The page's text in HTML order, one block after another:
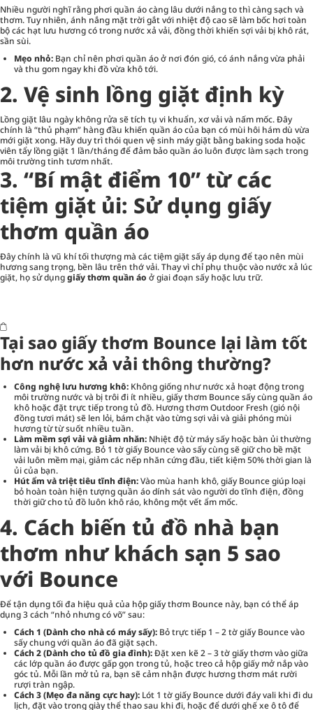
Nhiều người nghĩ rằng phơi quần áo càng lâu dưới nắng to thì càng sạch và
thơm. Tuy nhiên, ánh nắng mặt trời gắt với nhiệt độ cao sẽ làm bốc hơi toàn
bộ các hạt lưu hương có trong nước xả vải, đồng thời khiến sợi vải bị khô rát,
sần sùi.
Mẹo nhỏ: Bạn chỉ nên phơi quần áo ở nơi đón gió, có ánh nắng vừa phải
và thu gom ngay khi đồ vừa khô tới.
2. Vệ sinh lồng giặt định kỳ
Lồng giặt lâu ngày không rửa sẽ tích tụ vi khuẩn, xơ vải và nấm mốc. Đây
chính là “thủ phạm” hàng đầu khiến quần áo của bạn có mùi hôi hám dù vừa
mới giặt xong. Hãy duy trì thói quen vệ sinh máy giặt bằng baking soda hoặc
viên tẩy lồng giặt 1 lần/tháng để đảm bảo quần áo luôn được làm sạch trong
môi trường tinh tươm nhất.
3. “Bí mật điểm 10” từ các
tiệm giặt ủi: Sử dụng giấy
thơm quần áo
Đây chính là vũ khí tối thượng mà các tiệm giặt sấy áp dụng để tạo nên mùi
hương sang trọng, bền lâu trên thớ vải. Thay vì chỉ phụ thuộc vào nước xả lúc
giặt, họ sử dụnggiấy thơm quần áo ở giai đoạn sấy hoặc lưu trữ.
Tại sao giấy thơm Bounce lại làm tốt
hơn nước xả vải thông thường?
Công nghệ lưu hương khô: Không giống như nước xả hoạt động trong
môi trường nước và bị trôi đi ít nhiều, giấy thơm Bounce sấy cùng quần áo
khô hoặc đặt trực tiếp trong tủ đồ. Hương thơm Outdoor Fresh (gió nội
đồng tươi mát) sẽ len lỏi, bám chặt vào từng sợi vải và giải phóng mùi
hương từ từ suốt nhiều tuần.
Làm mềm sợi vải và giảm nhăn: Nhiệt độ từ máy sấy hoặc bàn ủi thường
làm vải bị khô cứng. Bỏ 1 tờ giấy Bounce vào sấy cùng sẽ giữ cho bề mặt
vải luôn mềm mại, giảm các nếp nhăn cứng đầu, tiết kiệm 50% thời gian là
ủi của bạn.
Hút ẩm và triệt tiêu tĩnh điện:Vào mùa hanh khô, giấy Bounce giúp loại
bỏ hoàn toàn hiện tượng quần áo dính sát vào người do tĩnh điện, đồng
thời giữ cho tủ đồ luôn khô ráo, không một vết ẩm mốc.
4. Cách biến tủ đồ nhà bạn
thơm như khách sạn 5 sao
với Bounce
Để tận dụng tối đa hiệu quả của hộp giấy thơm Bounce này, bạn có thể áp
dụng 3 cách “nhỏ nhưng có võ” sau:
Cách 1 (Dành cho nhà có máy sấy): Bỏ trực tiếp 1 – 2 tờ giấy Bounce vào
sấy chung với quần áo đã giặt sạch.
Cách 2 (Dành cho tủ đồ gia đình):Đặt xen kẽ 2 – 3 tờ giấy thơm vào giữa
các lớp quần áo được gấp gọn trong tủ, hoặc treo cả hộp giấy mở nắp vào
góc tủ. Mỗi lần mở tủ ra, bạn sẽ cảm nhận được hương thơm mát rười
rượi tràn ngập.
Cách 3 (Mẹo đa năng cực hay): Lót 1 tờ giấy Bounce dưới đáy vali khi đi du
lịch, đặt vào trong giày thể thao sau khi đi, hoặc để dưới ghế xe ô tô để